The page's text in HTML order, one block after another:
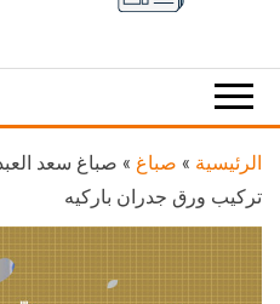
الرئيسية » صباغ »
تركيب ورق جدران باركيه